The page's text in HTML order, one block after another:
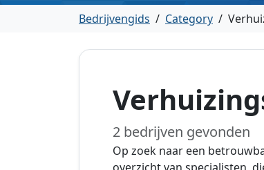
Bedrijvengids / Category /
2 bedrijven gevonden
Op zoek naar een